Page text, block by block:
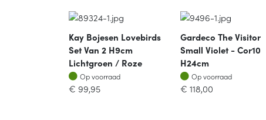
Kay Bojesen Lovebirds
Set Van 2 H9cm
Lichtgroen / Roze
Op voorraad
Op voorraad
€ 99,95
Gardeco The Visitor
Small Violet - Cor10
H24cm
Op voorraad
Op voorraad
€ 118,00